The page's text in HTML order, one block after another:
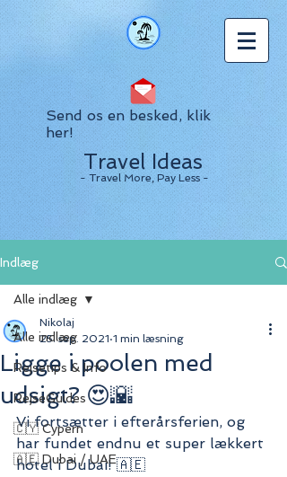
Send os en besked, klik
her!
Travel Ideas
- Travel More, Pay Less -
Indlæg
Alle indlæg
Rejsetips & Info
RejseGuides
🇨🇾 Cypern
🇦🇪 Dubai / UAE
Alle indlæg
Ligge i poolen med
udsigt? 😍🌇
Nikolaj
25. sep. 2021 1 min læsning
Vi fortsætter i efterårsferien, og
har fundet endnu et super lækkert
hotel i Dubai! 🇦🇪